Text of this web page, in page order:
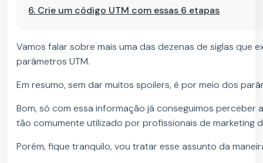
6. Crie um código UTM com essas 6 etapas
Vamos falar sobre mais uma das dezenas de siglas que
parâmetros UTM.
Em resumo, sem dar muitos spoilers, é por meio dos
Bom, só com essa informação já conseguimos perceber
tão comumente utilizado por profissionais de marketing
Porém, fique tranquilo, vou tratar esse assunto da